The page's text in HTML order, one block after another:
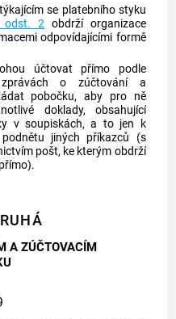
se platebního styku
2 obdrží organizace
odpovídajícími formě
účtovat přímo podle
o zúčtování a
pobočku, aby pro ně
doklady, obsahující
v soupiskách, a to jen k
jiných příkazců (s
pošt, ke kterým obdrží
A ZÚČTOVACÍM